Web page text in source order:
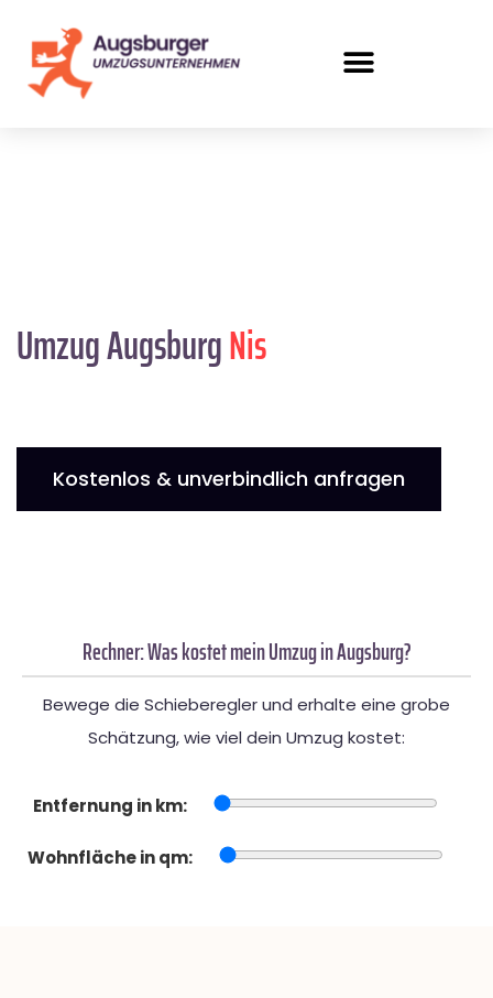
Umzug AugsburgNis
Kostenlos & unverbindlich anfragen
Rechner: Was kostet mein Umzug in Augsburg?
Bewege die Schieberegler und erhalte eine grobe
Schätzung, wie viel dein Umzug kostet:
Entfernung in km:
Wohnfläche in qm: